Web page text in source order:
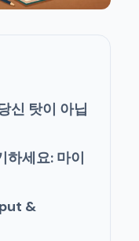
신 탓이 아닙
하세요: 마이
&